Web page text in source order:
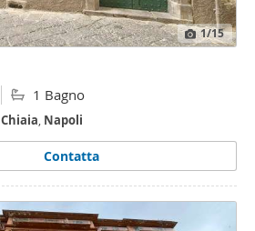
1/15
1 Bagno
Chiaia, Napoli
Contatta